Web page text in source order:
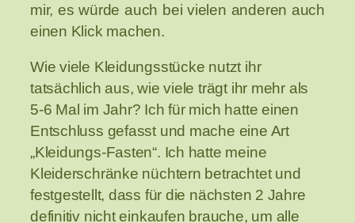
mir, es würde auch bei vielen anderen auch
einen Klick machen.
Wie viele Kleidungsstücke nutzt ihr
tatsächlich aus, wie viele trägt ihr mehr als
5-6 Mal im Jahr? Ich für mich hatte einen
Entschluss gefasst und mache eine Art
„Kleidungs-Fasten“. Ich hatte meine
Kleiderschränke nüchtern betrachtet und
festgestellt, dass für die nächsten 2 Jahre
definitiv nicht einkaufen brauche, um alle